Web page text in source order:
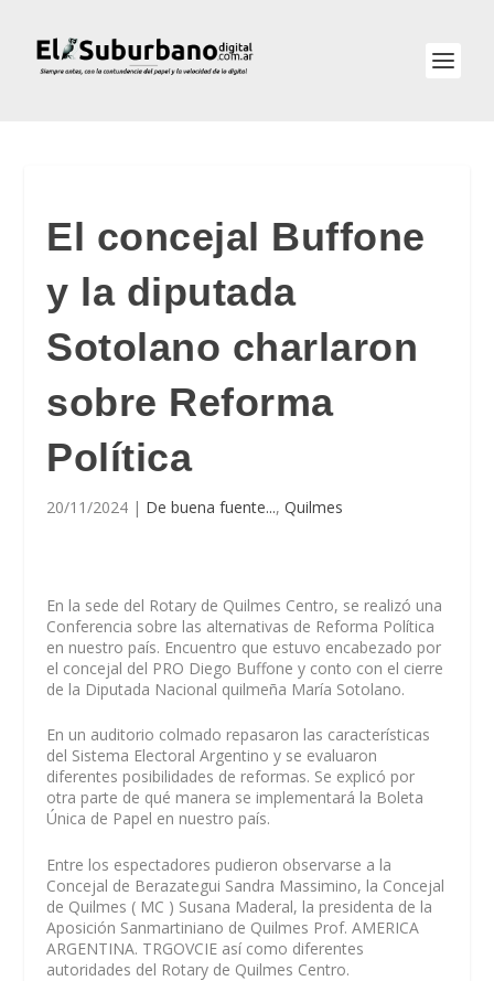
El concejal Buffone
y la diputada
Sotolano charlaron
sobre Reforma
Política
20/11/2024 | De buena fuente...,Quilmes
En la sede del Rotary de Quilmes Centro, se realizó una
Conferencia sobre las alternativas de Reforma Política
en nuestro país. Encuentro que estuvo encabezado por
el concejal del PRO Diego Buffone y conto con el cierre
de la Diputada Nacional quilmeña María Sotolano.
En un auditorio colmado repasaron las características
del Sistema Electoral Argentino y se evaluaron
diferentes posibilidades de reformas. Se explicó por
otra parte de qué manera se implementará la Boleta
Única de Papel en nuestro país.
Entre los espectadores pudieron observarse a la
Concejal de Berazategui Sandra Massimino, la Concejal
de Quilmes ( MC ) Susana Maderal, la presidenta de la
Aposición Sanmartiniano de Quilmes Prof. AMERICA
ARGENTINA. TRGOVCIE así como diferentes
autoridades del Rotary de Quilmes Centro.